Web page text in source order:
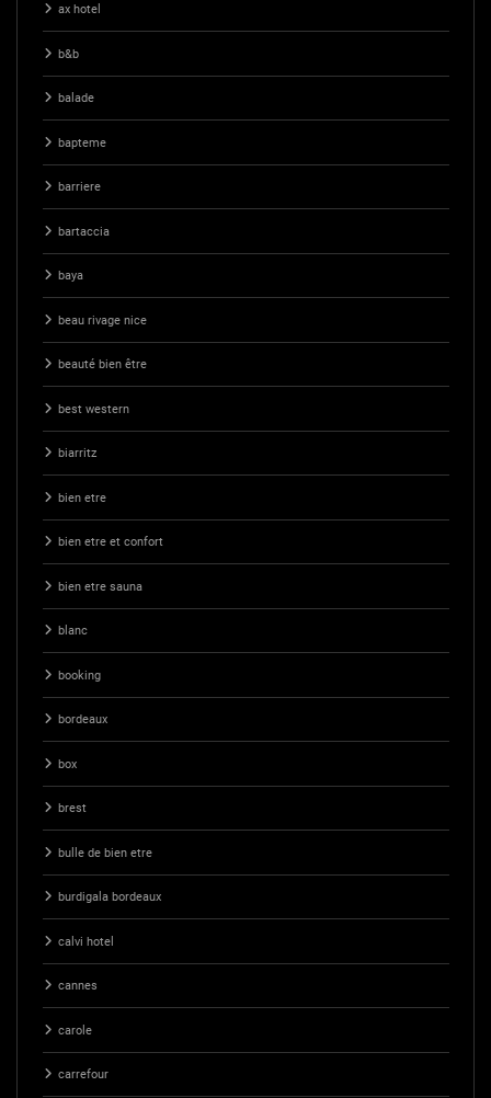
ax hotel
b&b
balade
bapteme
barriere
bartaccia
baya
beau rivage nice
beauté bien être
best western
biarritz
bien etre
bien etre et confort
bien etre sauna
blanc
booking
bordeaux
box
brest
bulle de bien etre
burdigala bordeaux
calvi hotel
cannes
carole
carrefour